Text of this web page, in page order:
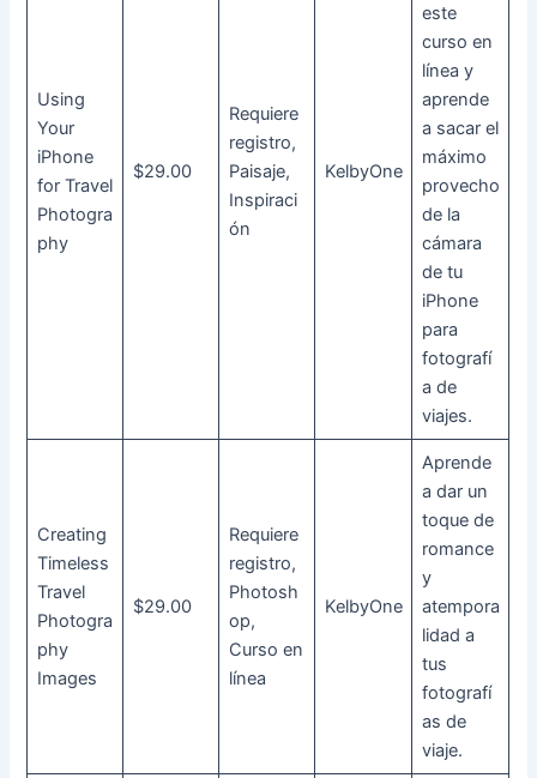
Using
Your
iPhone
for Travel
Photogra
phy
$29.00
Requiere
registro,
Paisaje,
Inspiraci
ón
KelbyOne
este
curso en
línea y
aprende
a sacar el
máximo
provecho
de la
cámara
de tu
iPhone
para
fotografí
a de
viajes.
Creating
Timeless
Travel
Photogra
phy
Images
$29.00
Requiere
registro,
Photosh
op,
Curso en
línea
KelbyOne
Aprende
a dar un
toque de
romance
y
atempora
lidad a
tus
fotografí
as de
viaje.